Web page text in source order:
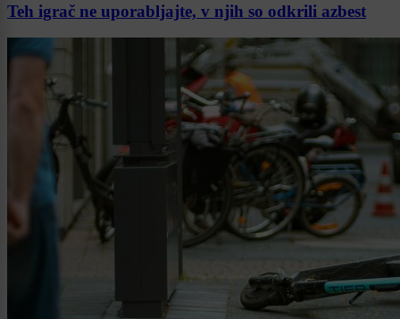
Teh igrač ne uporabljajte, v njih so odkrili azbest